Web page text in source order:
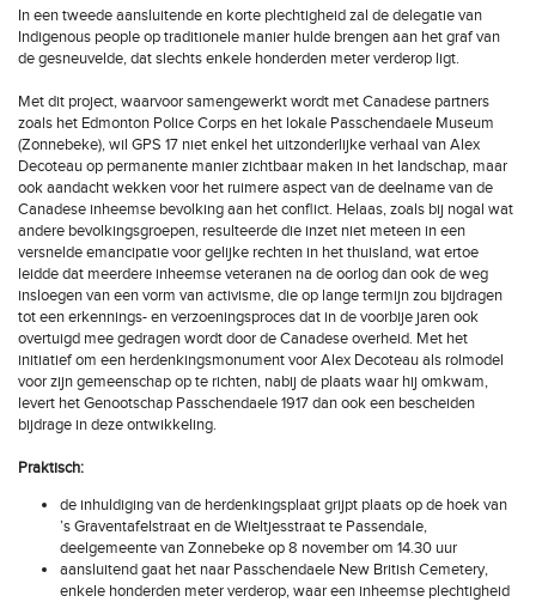
In een tweede aansluitende en korte plechtigheid zal de delegatie van
Indigenous people op traditionele manier hulde brengen aan het graf van
de gesneuvelde, dat slechts enkele honderden meter verderop ligt.
Met dit project, waarvoor samengewerkt wordt met Canadese partners
zoals het Edmonton Police Corps en het lokale Passchendaele Museum
(Zonnebeke), wil GPS 17 niet enkel het uitzonderlijke verhaal van Alex
Decoteau op permanente manier zichtbaar maken in het landschap, maar
ook aandacht wekken voor het ruimere aspect van de deelname van de
Canadese inheemse bevolking aan het conflict. Helaas, zoals bij nogal wat
andere bevolkingsgroepen, resulteerde die inzet niet meteen in een
versnelde emancipatie voor gelijke rechten in het thuisland, wat ertoe
leidde dat meerdere inheemse veteranen na de oorlog dan ook de weg
insloegen van een vorm van activisme, die op lange termijn zou bijdragen
tot een erkennings- en verzoeningsproces dat in de voorbije jaren ook
overtuigd mee gedragen wordt door de Canadese overheid. Met het
initiatief om een herdenkingsmonument voor Alex Decoteau als rolmodel
voor zijn gemeenschap op te richten, nabij de plaats waar hij omkwam,
levert het Genootschap Passchendaele 1917 dan ook een bescheiden
bijdrage in deze ontwikkeling.
Praktisch:
de inhuldiging van de herdenkingsplaat grijpt plaats op de hoek van
’s Graventafelstraat en de Wieltjesstraat te Passendale,
deelgemeente van Zonnebeke op 8 november om 14.30 uur
aansluitend gaat het naar Passchendaele New British Cemetery,
enkele honderden meter verderop, waar een inheemse plechtigheid